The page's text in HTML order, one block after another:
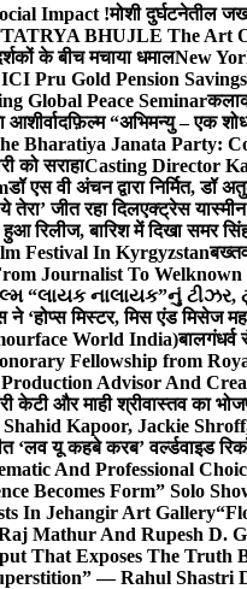
Impact !मोशी दुर्घटनेतील
BHUJLE The Art
के बीच मचाया धमालNew
Pru Gold Pension
Global Peace Seminar
आशीर्वादफ़िल्म “अभिमन्यु – एक
Bharatiya Janata Party:
को सराहाCasting Director
डॉ एस वी अंचन द्वारा निर्मित,
जीत रहा दिलएक्ट्रेस
हुआ रिलीज, बारिश में दिखा समर
Festival In Kyrgyzstan
Journalist To
“લાયક નાલાયક”નું ટીઝર,
ने ‘होप्स मिस्टर, मिस एंड मिसेज
World India)बालगंधर्व
Fellowship from
Advisor And
केटी और माही श्रीवास्तव का
Kapoor, Jackie
‘लव यू कहबे करब’ वर्ल्डवाइड
And Professional
Becomes Form” Solo
In Jehangir Art Gallery
Mathur And Rupesh D.
That Exposes The
— Rahul Shastri